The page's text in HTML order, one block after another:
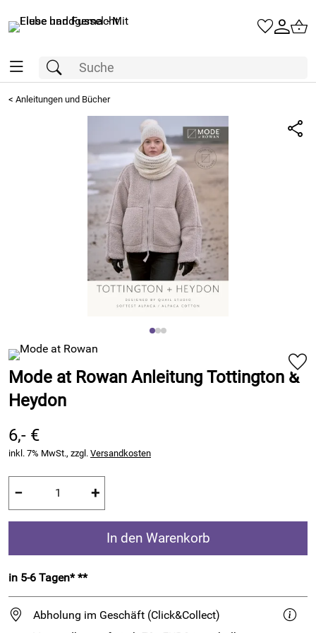
< Anleitungen und Bücher
Mode at Rowan Anleitung Tottington &
Heydon
6,- €
inkl. 7% MwSt., zzgl. Versandkosten
− +
In den Warenkorb
in 5-6 Tagen* **
Abholung im Geschäft (Click&Collect)